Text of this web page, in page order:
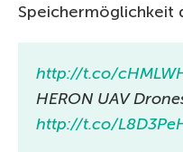
Speichermöglichkeit
http://t.co/
HERON UAV
http://t.co/